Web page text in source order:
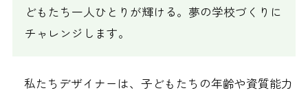
どもたち一人ひとりが輝ける。夢の学校づくりに
チャレンジします。
私たちデザイナーは、子どもたちの年齢や資質能力